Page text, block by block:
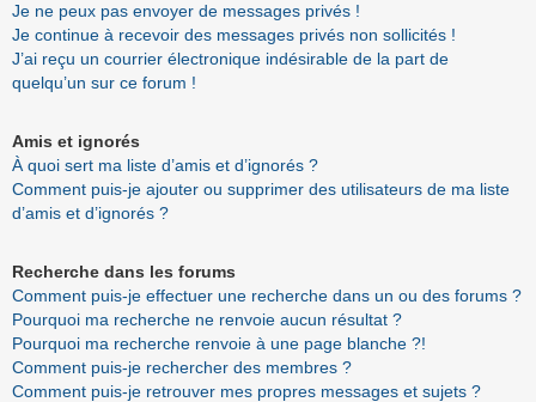
Je ne peux pas envoyer de messages privés !
Je continue à recevoir des messages privés non sollicités !
J’ai reçu un courrier électronique indésirable de la part de
quelqu’un sur ce forum !
Amis et ignorés
À quoi sert ma liste d’amis et d’ignorés ?
Comment puis-je ajouter ou supprimer des utilisateurs de ma liste
d’amis et d’ignorés ?
Recherche dans les forums
Comment puis-je effectuer une recherche dans un ou des forums ?
Pourquoi ma recherche ne renvoie aucun résultat ?
Pourquoi ma recherche renvoie à une page blanche ?!
Comment puis-je rechercher des membres ?
Comment puis-je retrouver mes propres messages et sujets ?